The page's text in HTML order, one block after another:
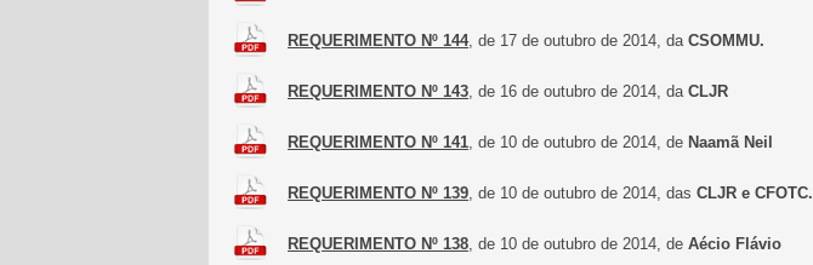
REQUERIMENTO Nº 144, de 17 de outubro de 2014, da CSOMMU.
REQUERIMENTO Nº 143, de 16 de outubro de 2014, da CLJR
REQUERIMENTO Nº 141, de 10 de outubro de 2014, de Naamã Neil
REQUERIMENTO Nº 139, de 10 de outubro de 2014, das CLJR e CFOTC.
REQUERIMENTO Nº 138, de 10 de outubro de 2014, de Aécio Flávio